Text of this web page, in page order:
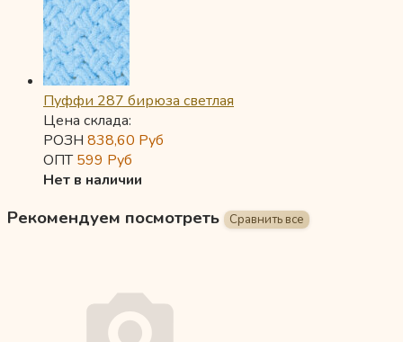
Пуффи 287 бирюза светлая
Цена склада:
РОЗН 838,60 Руб
ОПТ599 Руб
Нет в наличии
Рекомендуем посмотреть